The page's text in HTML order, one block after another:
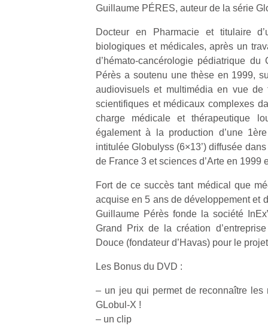
Guillaume PÉRES, auteur de la série
Docteur en Pharmacie et titulaire
biologiques et médicales, après un
d’hémato-cancérologie pédiatrique
Pérès a soutenu une thèse en 1999,
audiovisuels et multimédia en vue de
scientifiques et médicaux complexes
charge médicale et thérapeutique
également à la production d’une
intitulée Globulyss (6×13’) diffusée
de France 3 et sciences d’Arte en 1999
Fort de ce succès tant médical que
acquise en 5 ans de développement et
Guillaume Pérès fonde la société
Grand Prix de la création
Douce (fondateur d’Havas) pour le
Les Bonus du DVD :
– un jeu qui permet de reconnaître les
GLobul-X !
– un clip
toujours
Conjuguer
divertissement,
activité
apprentissage…
pour les
de…
de